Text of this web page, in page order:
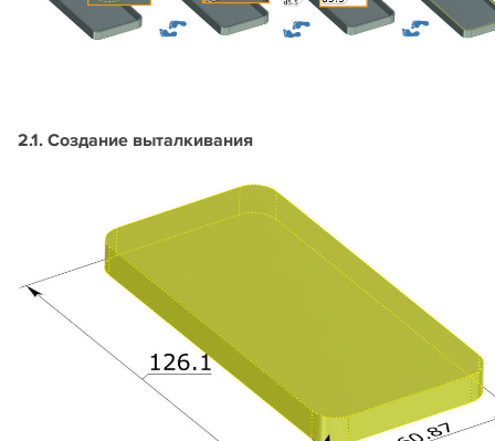
2.1. Создание выталкивания